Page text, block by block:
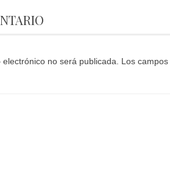
no será publicada. Los